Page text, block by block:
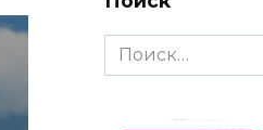
Search
for: